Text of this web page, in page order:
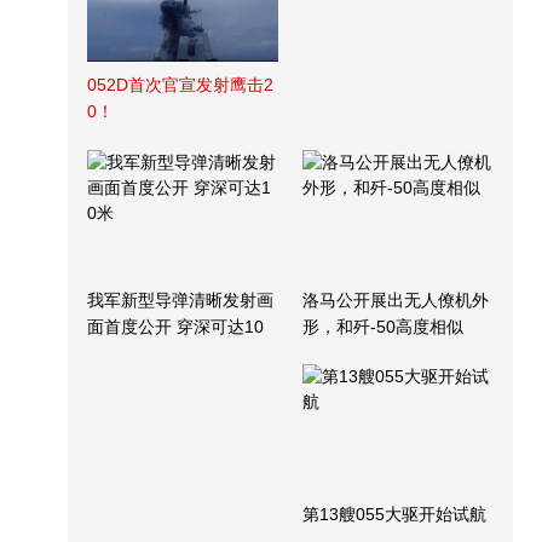
052D首次官宣发射鹰击2
0！
我军新型导弹清晰发射画
面首度公开 穿深可达10
洛马公开展出无人僚机外
形，和歼-50高度相似
第13艘055大驱开始试航